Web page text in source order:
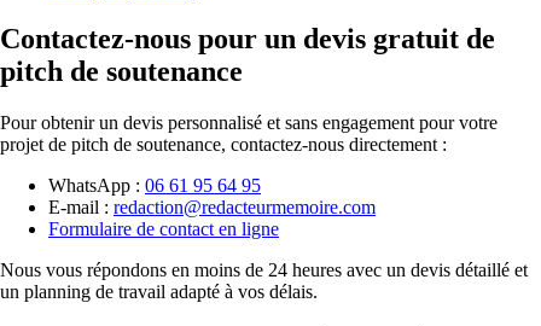
Contactez-nous pour un devis gratuit de
pitch de soutenance
Pour obtenir un devis personnalisé et sans engagement pour votre
projet de pitch de soutenance, contactez-nous directement :
WhatsApp : 06 61 95 64 95
E-mail : redaction@redacteurmemoire.com
Formulaire de contact en ligne
Nous vous répondons en moins de 24 heures avec un devis détaillé et
un planning de travail adapté à vos délais.